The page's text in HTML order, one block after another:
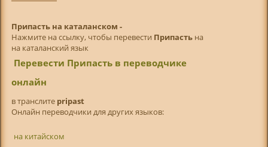
Припасть на каталанском -
Нажмите на ссылку, чтобы перевести Припастьна
на каталанский язык
Перевести Припасть в переводчике
онлайн
в транслитe pripast
Онлайн переводчики для других языков:
на китайском